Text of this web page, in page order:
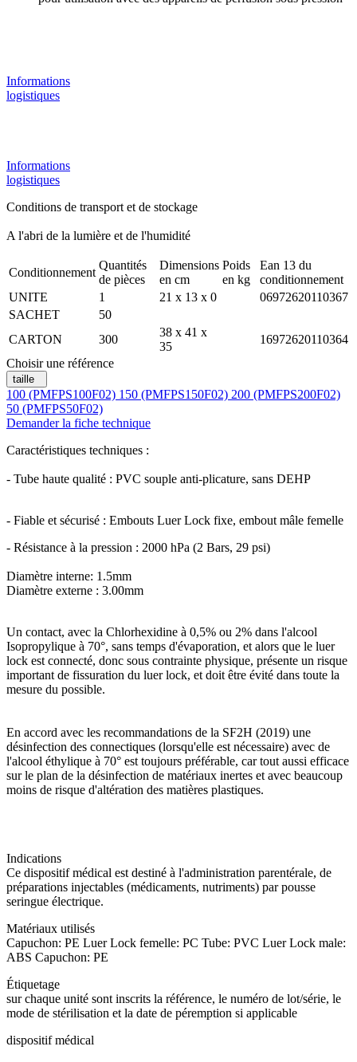
Informations
logistiques
Informations
logistiques
Conditions de transport et de stockage
A l'abri de la lumière et de l'humidité
Conditionnement
Quantités
de pièces
Dimensions
en cm
Poids
en kg
Ean 13 du
conditionnement
UNITE
1 21 x 13 x 0
06972620110367
SACHET
50
CARTON
300
38 x 41 x
35
16972620110364
Choisir une référence
taille
100 (PMFPS100F02) 150 (PMFPS150F02) 200 (PMFPS200F02)
50 (PMFPS50F02)
Demander la fiche technique
Caractéristiques techniques :
- Tube haute qualité : PVC souple anti-plicature, sans DEHP
- Fiable et sécurisé : Embouts Luer Lock fixe, embout mâle femelle
- Résistance à la pression : 2000 hPa (2 Bars, 29 psi)
Diamètre interne: 1.5mm
Diamètre externe : 3.00mm
Un contact, avec la Chlorhexidine à 0,5% ou 2% dans l'alcool
Isopropylique à 70°, sans temps d'évaporation, et alors que le luer
lock est connecté, donc sous contrainte physique, présente un risque
important de fissuration du luer lock, et doit être évité dans toute la
mesure du possible.
En accord avec les recommandations de la SF2H (2019) une
désinfection des connectiques (lorsqu'elle est nécessaire) avec de
l'alcool éthylique à 70° est toujours préférable, car tout aussi efficace
sur le plan de la désinfection de matériaux inertes et avec beaucoup
moins de risque d'altération des matières plastiques.
Indications
Ce dispositif médical est destiné à l'administration parentérale, de
préparations injectables (médicaments, nutriments) par pousse
seringue électrique.
Matériaux utilisés
Capuchon: PE Luer Lock femelle: PC Tube: PVC Luer Lock male:
ABS Capuchon: PE
Étiquetage
sur chaque unité sont inscrits la référence, le numéro de lot/série, le
mode de stérilisation et la date de péremption si applicable
dispositif médical